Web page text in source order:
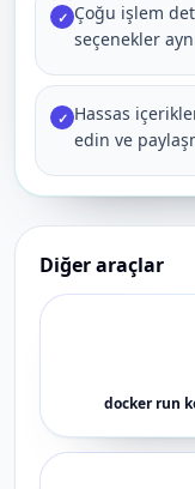
✓ Çoğu işlem
seçenekler
✓ Hassas
edin ve
Diğer araçlar
docker run